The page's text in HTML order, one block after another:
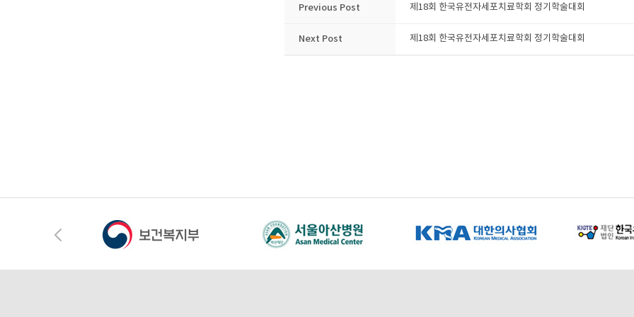
Previous Post 제18회 한국유전자세포치료학회 정기학술대회
Next Post 제18회 한국유전자세포치료학회 정기학술대회